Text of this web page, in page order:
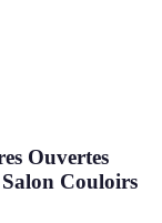
Ouvertes
Couloirs